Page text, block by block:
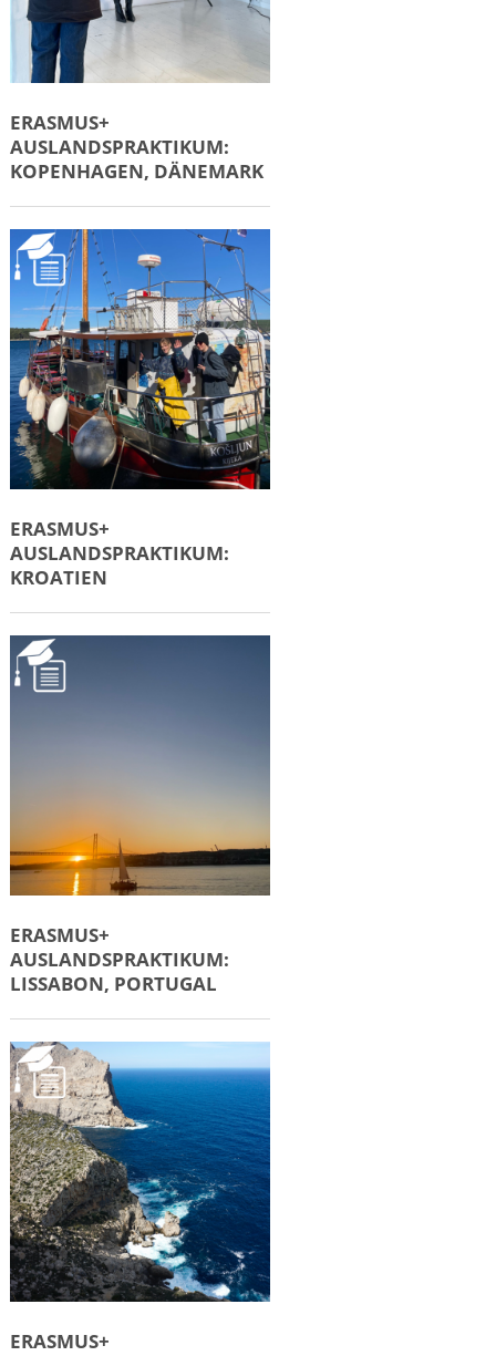
ERASMUS+
AUSLANDSPRAKTIKUM:
KOPENHAGEN, DÄNEMARK
ERASMUS+
AUSLANDSPRAKTIKUM:
KROATIEN
ERASMUS+
AUSLANDSPRAKTIKUM:
LISSABON, PORTUGAL
ERASMUS+